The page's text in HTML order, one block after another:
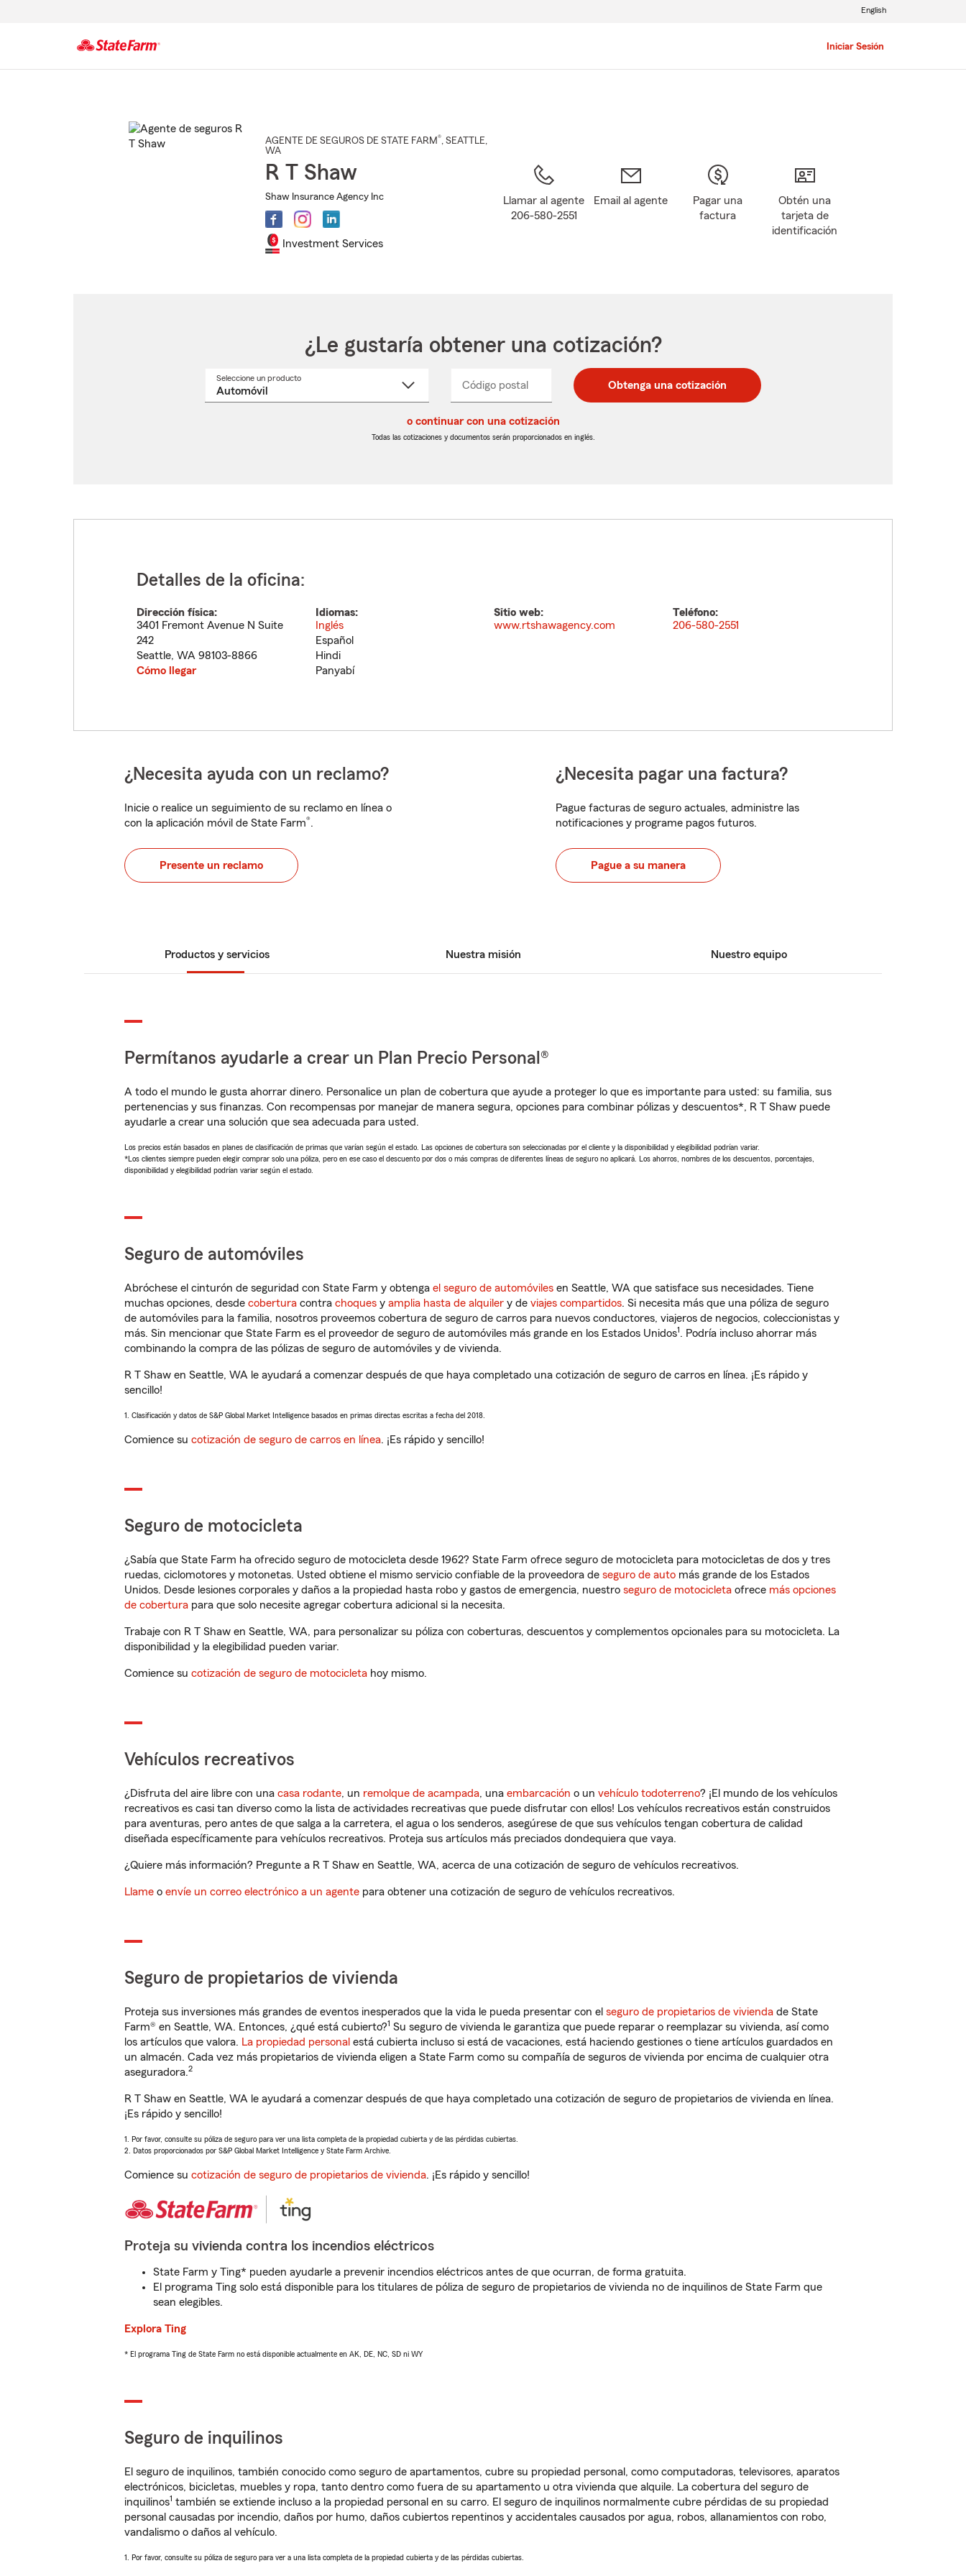
Iniciar Sesión
English
AGENTE DE SEGUROS DE STATE FARM®, SEATTLE,
WA
R T Shaw
Shaw Insurance Agency Inc
Investment Services
Llamar al agente
206-580-2551
Email al agente
Pagar una
factura
Obtén una
tarjeta de
identificación
¿Le gustaría obtener una cotización?
Seleccione un productoSeleccione
Código postal
postal
de
postal
de
_____ Obtenga una cotización
o continuar con una cotización
Todas las cotizaciones y documentos serán proporcionados en inglés.
Detalles de la oficina:
Dirección física:
3401 Fremont Avenue N Suite
242
Seattle, WA 98103-8866
Cómo llegar
Idiomas:
Inglés
Español
Hindi
Panyabí
Sitio web:
www.rtshawagency.com
Teléfono:
206-580-2551
¿Necesita ayuda con un reclamo?
Inicie o realice un seguimiento de su reclamo en línea o
con la aplicación móvil de State Farm®.
Presente un reclamo
¿Necesita pagar una factura?
Pague facturas de seguro actuales, administre las
notificaciones y programe pagos futuros.
Pague a su manera
Productos y servicios Nuestra misión Nuestro equipo
Permítanos ayudarle a crear un Plan Precio Personal®
A todo el mundo le gusta ahorrar dinero. Personalice un plan de cobertura que ayude a proteger lo que es importante para usted: su familia, sus
pertenencias y sus finanzas. Con recompensas por manejar de manera segura, opciones para combinar pólizas y descuentos*, R T Shaw puede
ayudarle a crear una solución que sea adecuada para usted.
Los precios están basados en planes de clasificación de primas que varían según el estado. Las opciones de cobertura son seleccionadas por el cliente y la disponibilidad y elegibilidad podrían variar.
*Los clientes siempre pueden elegir comprar solo una póliza, pero en ese caso el descuento por dos o más compras de diferentes líneas de seguro no aplicará. Los ahorros, nombres de los descuentos, porcentajes,
disponibilidad y elegibilidad podrían variar según el estado.
Seguro de automóviles
Abróchese el cinturón de seguridad con State Farm y obtenga el seguro de automóviles en Seattle, WA que satisface sus necesidades. Tiene
muchas opciones, desde cobertura contra choques y amplia hasta de alquiler y de viajes compartidos. Si necesita más que una póliza de seguro
de automóviles para la familia, nosotros proveemos cobertura de seguro de carros para nuevos conductores, viajeros de negocios, coleccionistas y
más. Sin mencionar que State Farm es el proveedor de seguro de automóviles más grande en los Estados Unidos1. Podría incluso ahorrar más
combinando la compra de las pólizas de seguro de automóviles y de vivienda.
R T Shaw en Seattle, WA le ayudará a comenzar después de que haya completado una cotización de seguro de carros en línea. ¡Es rápido y
sencillo!
1. Clasificación y datos de S&P Global Market Intelligence basados en primas directas escritas a fecha del 2018.
Comience su cotización de seguro de carros en línea. ¡Es rápido y sencillo!
Seguro de motocicleta
¿Sabía que State Farm ha ofrecido seguro de motocicleta desde 1962? State Farm ofrece seguro de motocicleta para motocicletas de dos y tres
ruedas, ciclomotores y motonetas. Usted obtiene el mismo servicio confiable de la proveedora de seguro de auto más grande de los Estados
Unidos. Desde lesiones corporales y daños a la propiedad hasta robo y gastos de emergencia, nuestro seguro de motocicleta ofrece más opciones
de cobertura para que solo necesite agregar cobertura adicional si la necesita.
Trabaje con R T Shaw en Seattle, WA, para personalizar su póliza con coberturas, descuentos y complementos opcionales para su motocicleta. La
disponibilidad y la elegibilidad pueden variar.
Comience su cotización de seguro de motocicleta hoy mismo.
Vehículos recreativos
¿Disfruta del aire libre con una casa rodante, un remolque de acampada, una embarcación o un vehículo todoterreno? ¡El mundo de los vehículos
recreativos es casi tan diverso como la lista de actividades recreativas que puede disfrutar con ellos! Los vehículos recreativos están construidos
para aventuras, pero antes de que salga a la carretera, el agua o los senderos, asegúrese de que sus vehículos tengan cobertura de calidad
diseñada específicamente para vehículos recreativos. Proteja sus artículos más preciados dondequiera que vaya.
¿Quiere más información? Pregunte a R T Shaw en Seattle, WA, acerca de una cotización de seguro de vehículos recreativos.
Llame o envíe un correo electrónico a un agente para obtener una cotización de seguro de vehículos recreativos.
Seguro de propietarios de vivienda
Proteja sus inversiones más grandes de eventos inesperados que la vida le pueda presentar con el seguro de propietarios de vivienda de State
Farm® en Seattle, WA. Entonces, ¿qué está cubierto?1 Su seguro de vivienda le garantiza que puede reparar o reemplazar su vivienda, así como
los artículos que valora. La propiedad personal está cubierta incluso si está de vacaciones, está haciendo gestiones o tiene artículos guardados en
un almacén. Cada vez más propietarios de vivienda eligen a State Farm como su compañía de seguros de vivienda por encima de cualquier otra
aseguradora.2
R T Shaw en Seattle, WA le ayudará a comenzar después de que haya completado una cotización de seguro de propietarios de vivienda en línea.
¡Es rápido y sencillo!
1. Por favor, consulte su póliza de seguro para ver una lista completa de la propiedad cubierta y de las pérdidas cubiertas.
2. Datos proporcionados por S&P Global Market Intelligence y State Farm Archive.
Comience su cotización de seguro de propietarios de vivienda. ¡Es rápido y sencillo!
Proteja su vivienda contra los incendios eléctricos
State Farm y Ting* pueden ayudarle a prevenir incendios eléctricos antes de que ocurran, de forma gratuita.
El programa Ting solo está disponible para los titulares de póliza de seguro de propietarios de vivienda no de inquilinos de State Farm que
sean elegibles.
Explora Ting
* El programa Ting de State Farm no está disponible actualmente en AK, DE, NC, SD ni WY
Seguro de inquilinos
El seguro de inquilinos, también conocido como seguro de apartamentos, cubre su propiedad personal, como computadoras, televisores, aparatos
electrónicos, bicicletas, muebles y ropa, tanto dentro como fuera de su apartamento u otra vivienda que alquile. La cobertura del seguro de
inquilinos1 también se extiende incluso a la propiedad personal en su carro. El seguro de inquilinos normalmente cubre pérdidas de su propiedad
personal causadas por incendio, daños por humo, daños cubiertos repentinos y accidentales causados por agua, robos, allanamientos con robo,
vandalismo o daños al vehículo.
1. Por favor, consulte su póliza de seguro para ver a una lista completa de la propiedad cubierta y de las pérdidas cubiertas.